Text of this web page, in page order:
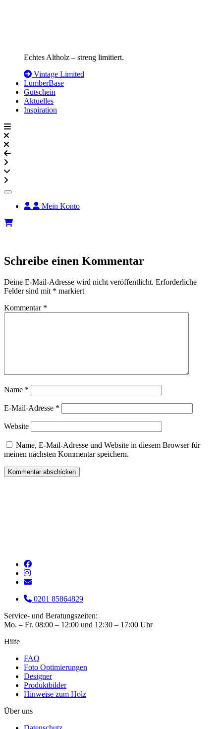
Echtes Altholz – streng limitiert.
Vintage Limited
LumberBase
Gutschein
Aktuelles
Inspiration
Mein Konto
Schreibe einen Kommentar
Deine E-Mail-Adresse wird nicht veröffentlicht. Erforderliche
Felder sind mit * markiert
Kommentar *
Name *
E-Mail-Adresse *
Website
Name, E-Mail-Adresse und Website in diesem Browser für
meinen nächsten Kommentar speichern.
0201 85864829
Service- und Beratungszeiten:
Mo. – Fr. 08:00 – 12:00 und 12:30 – 17:00 Uhr
Hilfe
FAQ
Foto Optimierungen
Designer
Produktbilder
Hinweise zum Holz
Über uns